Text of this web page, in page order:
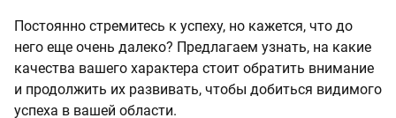
Постоянно стремитесь к успеху, но кажется, что до
него еще очень далеко? Предлагаем узнать, на какие
качества вашего характера стоит обратить внимание
и продолжить их развивать, чтобы добиться видимого
успеха в вашей области.